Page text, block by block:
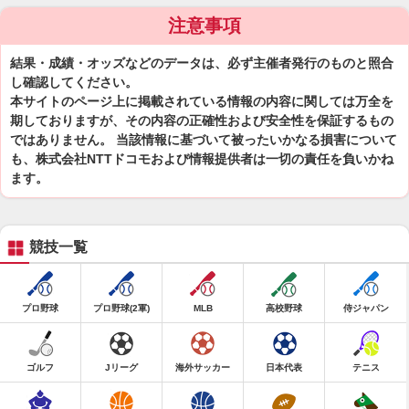
注意事項
結果・成績・オッズなどのデータは、必ず主催者発行のものと照合
し確認してください。
本サイトのページ上に掲載されている情報の内容に関しては万全を
期しておりますが、その内容の正確性および安全性を保証するもの
ではありません。 当該情報に基づいて被ったいかなる損害について
も、株式会社NTTドコモおよび情報提供者は一切の責任を負いかね
ます。
競技一覧
プロ野球 プロ野球(2軍) MLB 高校野球 侍ジャパン
ゴルフ Jリーグ 海外サッカー 日本代表 テニス